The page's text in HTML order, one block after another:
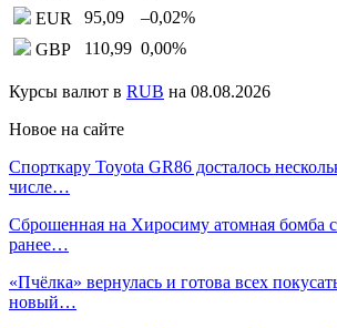
EUR
95,09 –0,02%
GBP
110,99 0,00%
Курсы валют в RUB на 08.08.2026
Новое на сайте
Спорткару Toyota GR86 досталось
числе…
Сброшенная на Хиросиму атомная бомба
ранее…
«Пчёлка» вернулась и готова всех
новый…